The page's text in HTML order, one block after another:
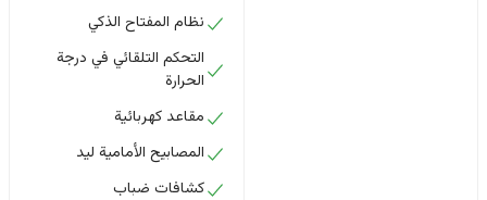
نظام المفتاح الذكي
التحكم التلقائي في درجة
الحرارة
مقاعد كهربائية
المصابيح الأمامية ليد
كشافات ضباب